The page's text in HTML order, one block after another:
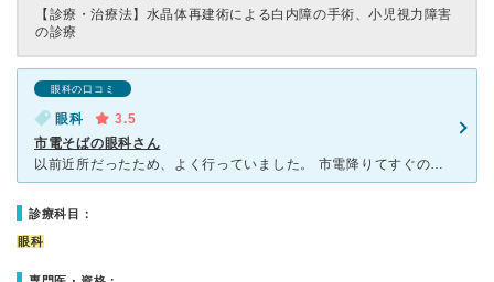
【診療・治療法】 水晶体再建術による白内障の手術、小児視力障害
の診療
眼科の口コミ
眼科
3.5
市電そばの眼科さん
以前近所だったため、よく行っていました。 市電降りてすぐのビル型タイプ、受付して場合によっては上の階に案内されて診療タイプの眼科さんです。昔からあるのかな？というイメージ。ご年配の方や近所の方がいら
診療科目：
眼科